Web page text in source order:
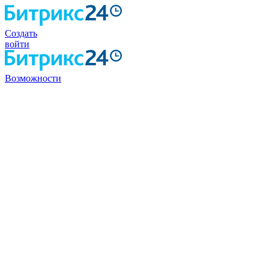
Создать
войти
Возможности